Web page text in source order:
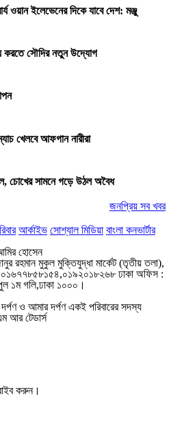
ওয়ান ইলেভেনের দিকে যাবে দেশ: মঞ্জু
করতে সৌদির নতুন উদ্যোগ
খেলবে আফগান নারীরা
চোখের সামনে গড়ে উঠল অবৈধ
জনপ্রিয় সব খবর
আর্কাইভ সোশ্যাল মিডিয়া বাংলা কনভার্টার
হোসেন
রহমান মুকুল মুক্তিযুদ্ধা মার্কেট (তৃতীয় তলা),
০১৬৭৭৮৫৮১৫৪,০১৯২০১৮২৬৮ ঢাকা অফিস :
১ম গলি,ঢাকা ১০০০।
দর্পণ ও আমার দর্পণ একই পরিবারের সদস্য
আর টেডার্স
করুন।